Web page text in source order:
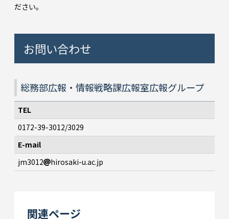
ださい。
お問い合わせ
総務部広報・情報戦略課広報室広報グループ
TEL
0172-39-3012/3029
E-mail
jm3012
hirosaki-u.ac.jp
関連ページ